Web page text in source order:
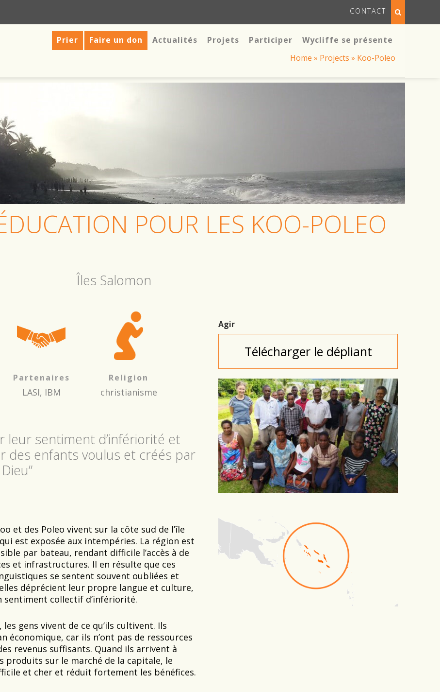
CONTACT
Prier Faire un don Actualités Projets Participer
Wycliffe se présente
Home » Projects » Koo-Poleo
POUR LES KOO-POLEO
Îles Salomon
Partenaires
LASI, IBM
Religion
christianisme
leur sentiment d’infériorité et
des enfants voulus et créés par
Dieu”
et des Poleo vivent sur la côte sud de l’île
est exposée aux intempéries. La région est
par bateau, rendant difficile l’accès à de
et infrastructures. Il en résulte que ces
se sentent souvent oubliées et
déprécient leur propre langue et culture,
sentiment collectif d’infériorité.
les gens vivent de ce qu’ils cultivent. Ils
économique, car ils n’ont pas de ressources
revenus suffisants. Quand ils arrivent à
produits sur le marché de la capitale, le
et cher et réduit fortement les bénéfices.
Agir
Télécharger le dépliant